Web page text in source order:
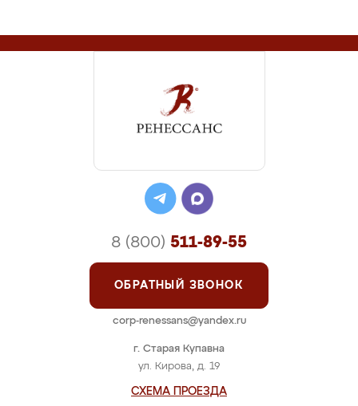
г. Старая Купавна
ул. Кирова, д. 19
СХЕМА ПРОЕЗДА
8 (800) 511-89-55
ОБРАТНЫЙ ЗВОНОК
corp-renessans@yandex.ru